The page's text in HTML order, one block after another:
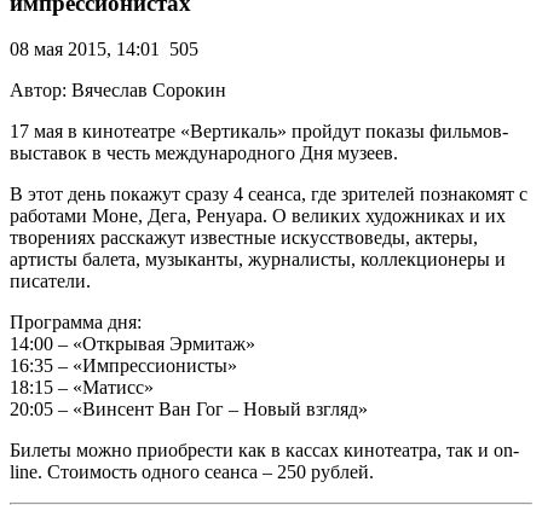
08 мая 2015, 14:01 505
Автор: Вячеслав Сорокин
17 мая в кинотеатре «Вертикаль» пройдут показы фильмов-
выставок в честь международного Дня музеев.
В этот день покажут сразу 4 сеанса, где зрителей познакомят с
работами Моне, Дега, Ренуара. О великих художниках и их
творениях расскажут известные искусствоведы, актеры,
артисты балета, музыканты, журналисты, коллекционеры и
писатели.
Программа дня:
14:00 – «Открывая Эрмитаж»
16:35 – «Импрессионисты»
18:15 – «Матисс»
20:05 – «Винсент Ван Гог – Новый взгляд»
Билеты можно приобрести как в кассах кинотеатра, так и on-
line. Стоимость одного сеанса – 250 рублей.